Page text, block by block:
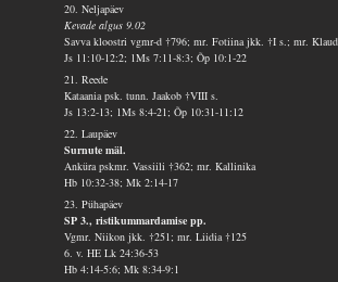
20. Neljapäev
Kevade algus 9.02
Savva kloostri vgmr-d †796; mr. Fotiina jkk. †I s.; mr.
Js 11:10-12:2; 1Ms 7:11-8:3; Õp 10:1-22
21. Reede
Kataania psk. tunn. Jaakob †VIII s.
Js 13:2-13; 1Ms 8:4-21; Õp 10:31-11:12
22. Laupäev
Surnute mäl.
Anküra pskmr. Vassiili †362; mr. Kallinika
Hb 10:32-38; Mk 2:14-17
23. Pühapäev
SP 3., ristikummardamise pp.
Vgmr. Niikon jkk. †251; mr. Liidia †125
6. v. HE Lk 24:36-53
Hb 4:14-5:6; Mk 8:34-9:1